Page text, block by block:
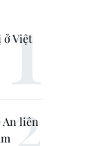
Việt
An liên